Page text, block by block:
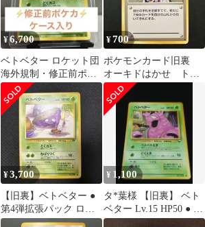
¥6,700
ベトベター ロケット団
海外規制・修正前ポケ
モンカード
¥700
ポケモンカード旧裏
オーキドはかせ トレ
ーナー 未使用
¥3,700
【旧裏】ベトベター ●
第4弾拡張パック ロケ
ット団
¥ 1,100
タ*葉様 【旧裏】 ベト
ベター Lv.15 HP50 ● 拡
張シート第2弾（赤版